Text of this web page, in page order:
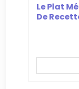
Le Plat
De